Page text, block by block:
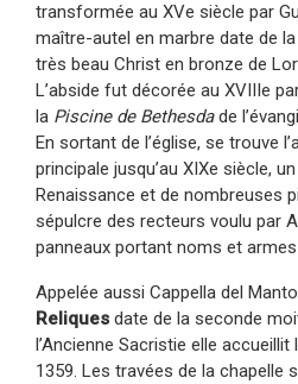
transformée au XVe siècle par
maître-autel en marbre date de
très beau Christ en bronze de
L’abside fut décorée au XVIIIe
la Piscine de Bethesdade
En sortant de l’église, se trouve
principale jusqu’au XIXe siècle,
Renaissance et de nombreuses
sépulcre des recteurs voulu par
panneaux portant noms et
Appelée aussi Cappella del
Reliques date de la seconde
l’Ancienne Sacristie elle
1359. Les travées de la chapelle